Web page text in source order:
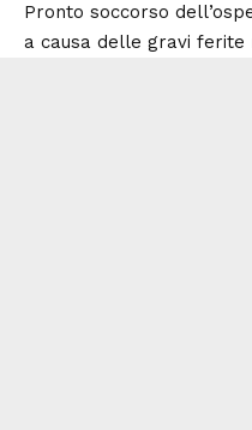
Pronto soccorso
a causa delle gravi